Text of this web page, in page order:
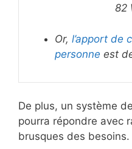
82
Or, l’apport de
personne est
De plus, un système
pourra répondre avec
brusques des besoins.